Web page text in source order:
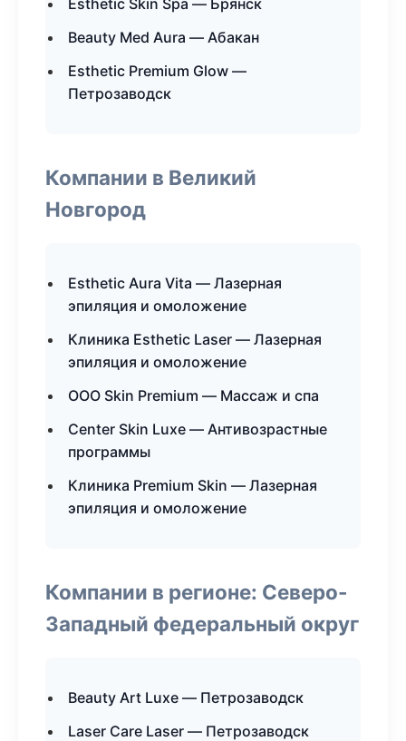
Esthetic Skin Spa — Брянск
Beauty Med Aura — Абакан
Esthetic Premium Glow —
Петрозаводск
Компании в Великий
Новгород
Esthetic Aura Vita — Лазерная
эпиляция и омоложение
Клиника Esthetic Laser — Лазерная
эпиляция и омоложение
ООО Skin Premium — Массаж и спа
Center Skin Luxe — Антивозрастные
программы
Клиника Premium Skin — Лазерная
эпиляция и омоложение
Компании в регионе: Северо-
Западный федеральный округ
Beauty Art Luxe — Петрозаводск
Laser Care Laser — Петрозаводск